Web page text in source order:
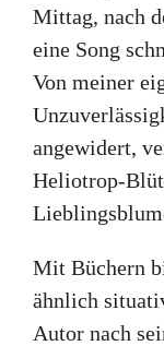
Mittag, nach
eine Song
Von meiner
angewidert,
Heliotrop-
Mit Büchern
ähnlich
Autor nach